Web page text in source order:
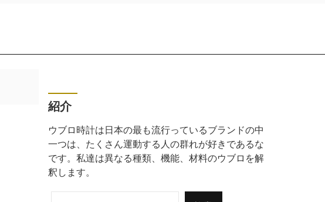
紹介
ウブロ時計は日本の最も流行っているブランドの中
一つは、たくさん運動する人の群れが好きであるな
です。私達は異なる種類、機能、材料のウブロを解
釈します。